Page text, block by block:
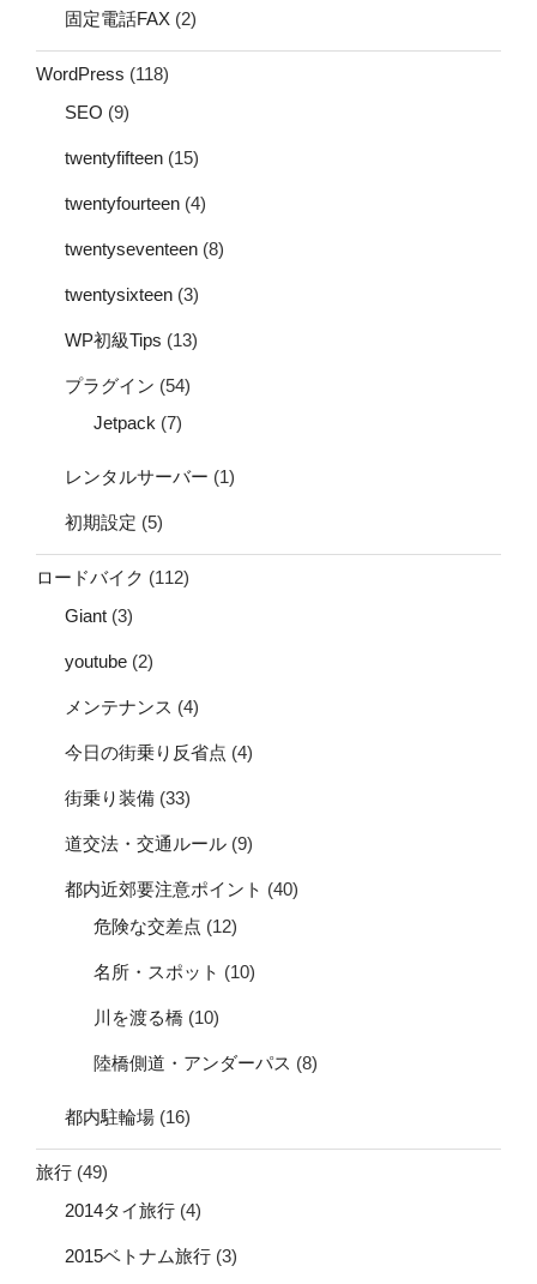
固定電話FAX (2)
WordPress (118)
SEO (9)
twentyfifteen (15)
twentyfourteen (4)
twentyseventeen (8)
twentysixteen (3)
WP初級Tips (13)
プラグイン (54)
Jetpack (7)
レンタルサーバー (1)
初期設定 (5)
ロードバイク (112)
Giant (3)
youtube (2)
メンテナンス (4)
今日の街乗り反省点 (4)
街乗り装備 (33)
道交法・交通ルール (9)
都内近郊要注意ポイント (40)
危険な交差点 (12)
名所・スポット (10)
川を渡る橋 (10)
陸橋側道・アンダーパス (8)
都内駐輪場 (16)
旅行 (49)
2014タイ旅行 (4)
2015ベトナム旅行 (3)